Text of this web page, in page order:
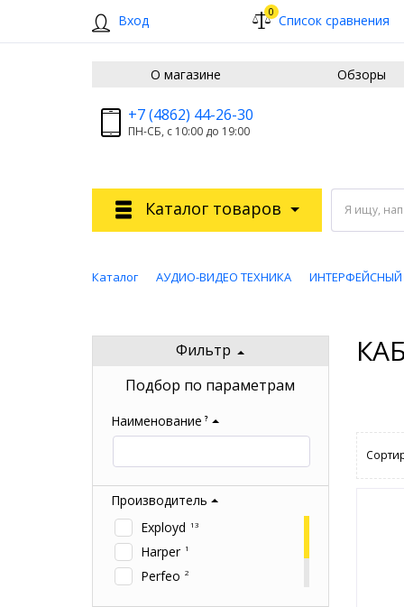
Вход 0 Список сравнения
О магазине Обзоры
+7 (4862) 44-26-30
ПН-СБ, с 10:00 до 19:00
Я ищу,
Каталог товаров
Каталог АУДИО-ВИДЕО ТЕХНИКА ИНТЕРФЕЙСНЫЙ
Фильтр
Подбор по параметрам
Наименование ?
Производитель
Exployd
13
Harper 1
Perfeo 2